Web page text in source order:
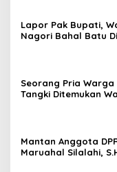
Lapor Pak Bupati,
Nagori Bahal Batu
Seorang Pria
Tangki Ditemukan
Mantan Anggota
Maruahal Silalahi,